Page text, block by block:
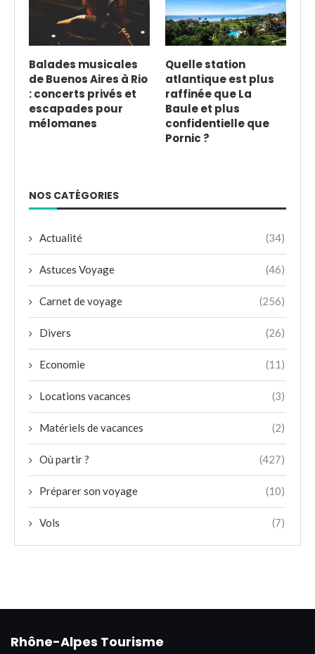
Balades musicales
de Buenos Aires à Rio
: concerts privés et
escapades pour
mélomanes
Quelle station
atlantique est plus
raffinée que La
Baule et plus
confidentielle que
Pornic ?
NOS CATÉGORIES
Actualité (34)
Astuces Voyage (46)
Carnet de voyage (256)
Divers (26)
Economie (11)
Locations vacances (3)
Matériels de vacances (2)
Où partir ? (427)
Préparer son voyage (10)
Vols (7)
Rhône-Alpes Tourisme